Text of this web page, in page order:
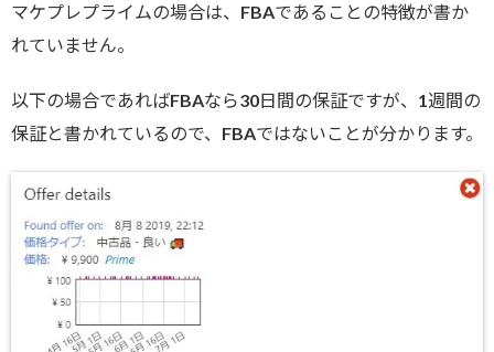
マケプレプライムの場合は、FBAであることの特徴が書か
れていません。
以下の場合であればFBAなら30日間の保証ですが、1週間の
保証と書かれているので、FBAではないことが分かります。